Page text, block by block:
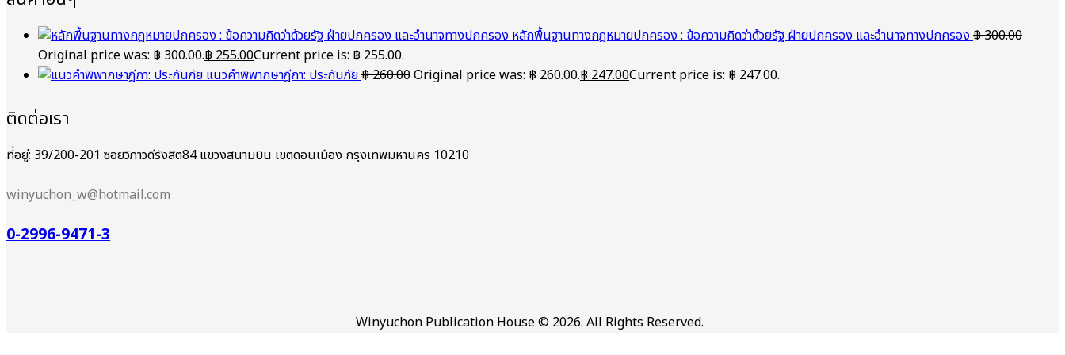
หลักพื้นฐานทางกฎหมายปกครอง : ข้อความคิดว่าด้วยรัฐ ฝ่ายปกครอง และอำนาจทางปกครอง฿300.00
Original price was: ฿ 300.00.฿255.00Current price is: ฿ 255.00.
แนวคำพิพากษาฎีกา: ประกันภัย฿260.00Original price was: ฿ 260.00.฿247.00Current price is: ฿ 247.00.
ติดต่อเรา
ที่อยู่: 39/200-201 ซอยวิภาวดีรังสิต84 แขวงสนามบิน เขตดอนเมือง กรุงเทพมหานคร 10210
winyuchon_w@hotmail.com
0-2996-9471-3
Winyuchon Publication House © 2026. All Rights Reserved.